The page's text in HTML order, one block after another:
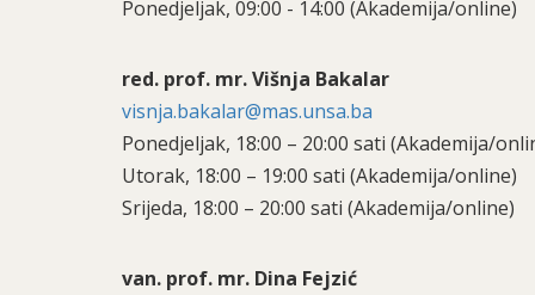
Ponedjeljak, 09:00 - 14:00 (Akademija/online)
red. prof. mr. Višnja Bakalar
visnja.bakalar@mas.unsa.ba
Ponedjeljak, 18:00 – 20:00 sati (Akademija/
Utorak, 18:00 – 19:00 sati (Akademija/online)
Srijeda, 18:00 – 20:00 sati (Akademija/online)
van. prof. mr. Dina Fejzić